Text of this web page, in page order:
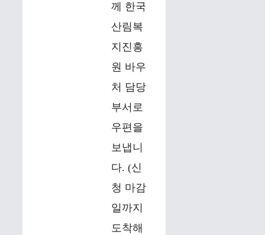
께 한국
산림복
지진흥
원 바우
처 담당
부서로
우편을
보냅니
다. (신
청 마감
일까지
도착해